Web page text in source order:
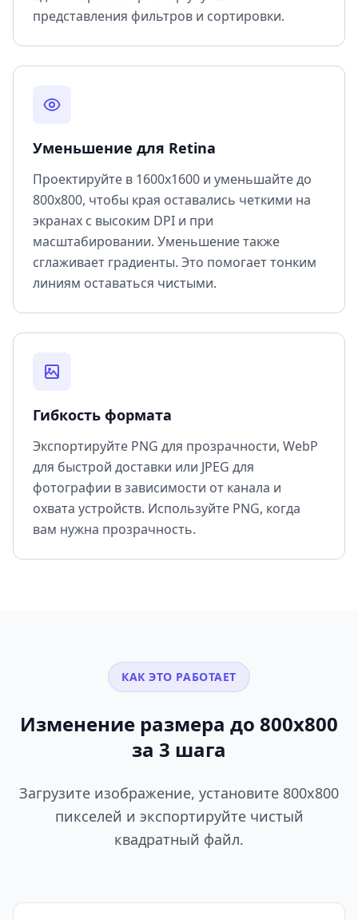
представления фильтров и сортировки.
Уменьшение для Retina
Проектируйте в 1600x1600 и уменьшайте до
800x800, чтобы края оставались четкими на
экранах с высоким DPI и при
масштабировании. Уменьшение также
сглаживает градиенты. Это помогает тонким
линиям оставаться чистыми.
Гибкость формата
Экспортируйте PNG для прозрачности, WebP
для быстрой доставки или JPEG для
фотографии в зависимости от канала и
охвата устройств. Используйте PNG, когда
вам нужна прозрачность.
КАК ЭТО РАБОТАЕТ
Изменение размера до 800x800
за 3 шага
Загрузите изображение, установите 800x800
пикселей и экспортируйте чистый
квадратный файл.